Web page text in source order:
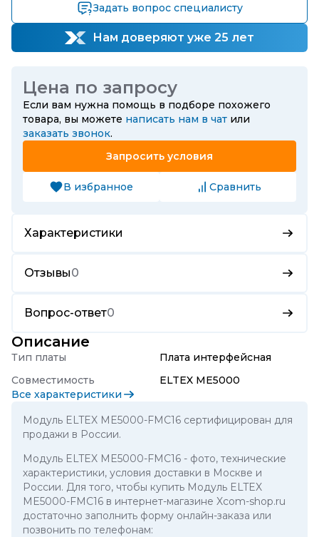
Задать вопрос специалисту
Нам доверяют уже 25 лет
Цена по запросу
Если вам нужна помощь в подборе похожего
товара, вы можете написать нам в чат или
заказать звонок.
Запросить условия
В избранное Сравнить
Характеристики
Отзывы0
Вопрос-ответ0
Описание
Тип платы
Плата интерфейсная
Совместимость
ELTEX ME5000
Все характеристики
Модуль ELTEX ME5000-FMC16 сертифицирован для
продажи в России.
Модуль ELTEX ME5000-FMC16 - фото, технические
характеристики, условия доставки в Москве и
России. Для того, чтобы купить Модуль ELTEX
ME5000-FMC16 в интернет-магазине Xcom-shop.ru
достаточно заполнить форму онлайн-заказа или
позвонить по телефонам: